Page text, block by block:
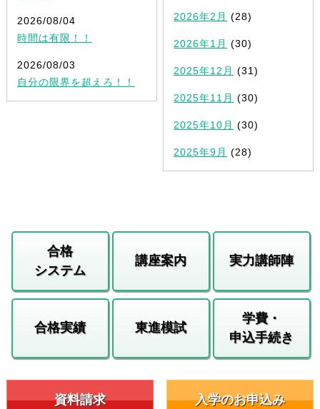
2026/08/04
時間は有限！！
2026/08/03
自分の限界を超えろ！！
2026年2月 (28)
2026年1月 (30)
2025年12月 (31)
2025年11月 (30)
2025年10月 (30)
2025年9月 (28)
合格
システム
講座案内 実力講師陣
合格実績 東進模試
学費・
申込手続き
資料請求 入学のお申込み